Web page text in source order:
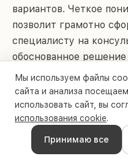
вариантов. Четкое
позволит грамотно
специалисту на
обоснованное
Причины
Сначала нужно понять,
стоматологу.
Мы используем файлы
сайта и анализа
использовать сайт, вы
использования cookie.
Принимаю все